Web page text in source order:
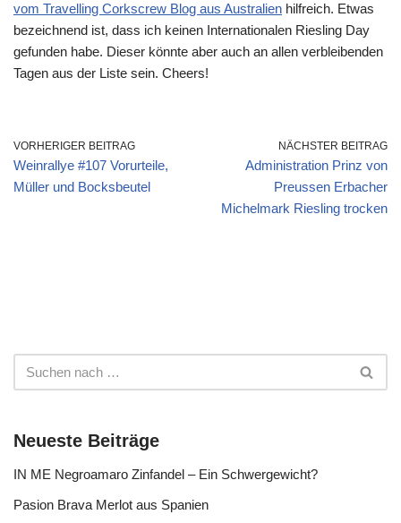
vom Travelling Corkscrew Blog aus Australien hilfreich. Etwas
bezeichnend ist, dass ich keinen Internationalen Riesling Day
gefunden habe. Dieser könnte aber auch an allen verbleibenden
Tagen aus der Liste sein. Cheers!
VORHERIGER BEITRAG
Weinrallye #107 Vorurteile,
Müller und Bocksbeutel
NÄCHSTER BEITRAG
Administration Prinz von
Preussen Erbacher
Michelmark Riesling trocken
Neueste Beiträge
IN ME Negroamaro Zinfandel – Ein Schwergewicht?
Pasion Brava Merlot aus Spanien